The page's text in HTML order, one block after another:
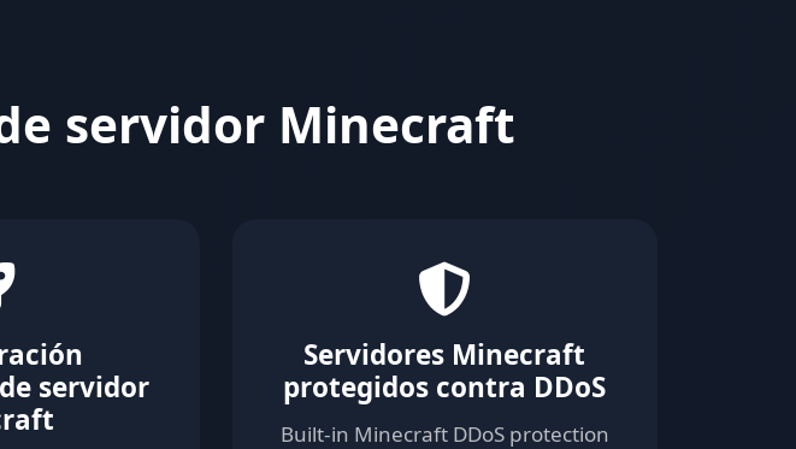
servidor Minecraft
servidor
Servidores Minecraft
protegidos contra DDoS
Built-in Minecraft DDoS protection